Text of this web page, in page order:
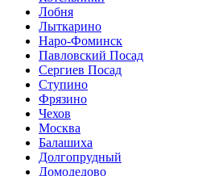
Лобня
Лыткарино
Наро-Фоминск
Павловский Посад
Сергиев Посад
Ступино
Фрязино
Чехов
Москва
Балашиха
Долгопрудный
Домодедово